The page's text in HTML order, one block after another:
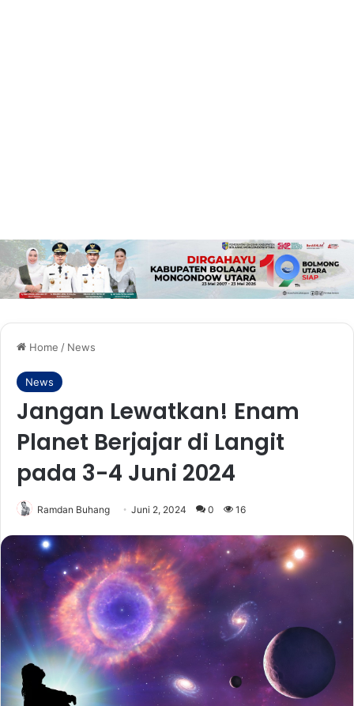
Home / News
News
Jangan Lewatkan! Enam
Planet Berjajar di Langit
pada 3-4 Juni 2024
Ramdan Buhang Juni 2, 2024 0 16